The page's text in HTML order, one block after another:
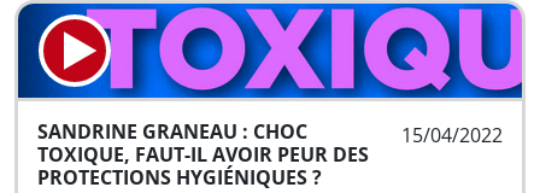
15/04/2022
SANDRINE GRANEAU : CHOC
TOXIQUE, FAUT-IL AVOIR PEUR DES
PROTECTIONS HYGIÉNIQUES ?